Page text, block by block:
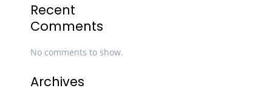
Recent
Comments
No comments to show.
Archives